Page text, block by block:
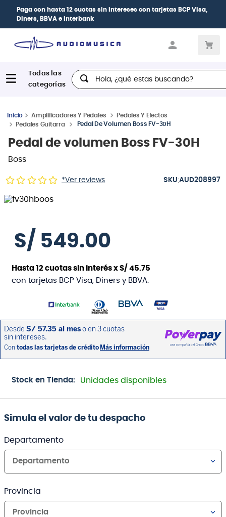
Paga con hasta 12 cuotas sin intereses con tarjetas BCP Visa,
Diners, BBVA e Interbank
Hola, ¿qué estas buscando?
Amplificadores Y Pedales
Pedales Y Efectos
Pedales Guitarra
Pedal De Volumen Boss FV-30H
Pedal de volumen Boss FV-30H
Boss
*Ver reviews :AUD208997
S/ 549.00
Hasta12 cuotas sin interés xS/ 45.75
con tarjetas BCP Visa, Diners y BBVA.
Stock en Tienda: Unidades disponibles
Simula el valor de tu despacho
Departamento
Departamento
Provincia
Provincia